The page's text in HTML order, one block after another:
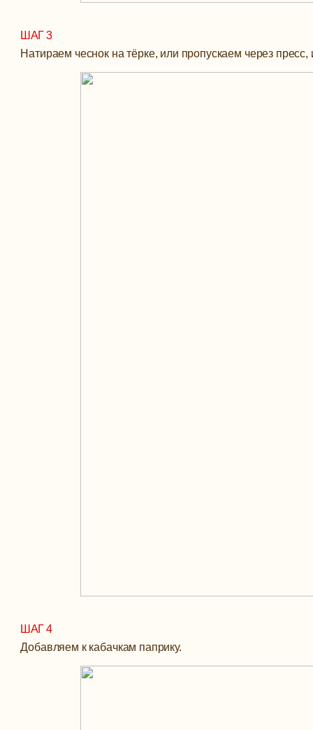
ШАГ 3
Натираем чеснок на тёрке, или пропускаем через
ШАГ 4
Добавляем к кабачкам паприку.